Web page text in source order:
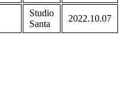
Studio
Santa
2022.10.07